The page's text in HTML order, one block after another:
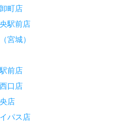
町店
駅前店
宮城）
前店
口店
店
パス店